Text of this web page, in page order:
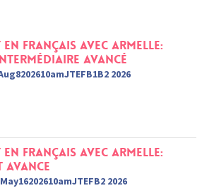
français avec Armelle:
Avancé
2026
français avec Armelle:
Avance
2026